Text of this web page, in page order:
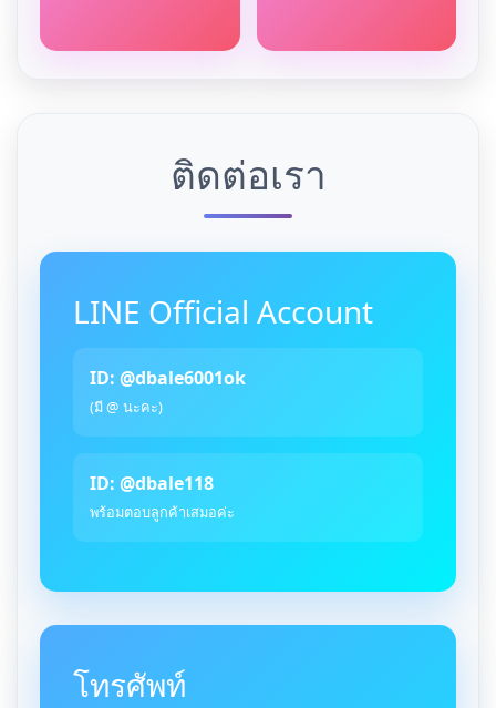
ติดต่อเรา
LINE Official Account
ID: @dbale6001ok
(มี @ นะคะ)
ID: @dbale118
พร้อมตอบลูกค้าเสมอค่ะ
โทรศัพท์